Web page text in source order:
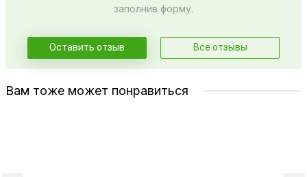
заполнив форму.
Оставить отзыв Все отзывы
Вам тоже может понравиться